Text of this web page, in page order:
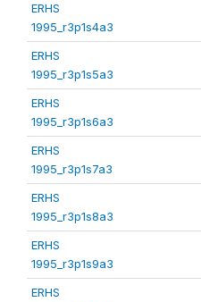
ERHS
1995_r3p1s4a3
ERHS
1995_r3p1s5a3
ERHS
1995_r3p1s6a3
ERHS
1995_r3p1s7a3
ERHS
1995_r3p1s8a3
ERHS
1995_r3p1s9a3
ERHS